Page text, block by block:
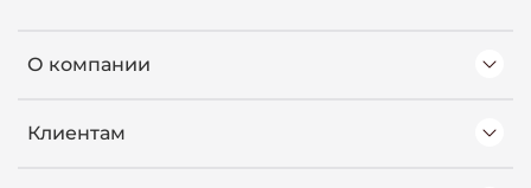
О компании
Клиентам